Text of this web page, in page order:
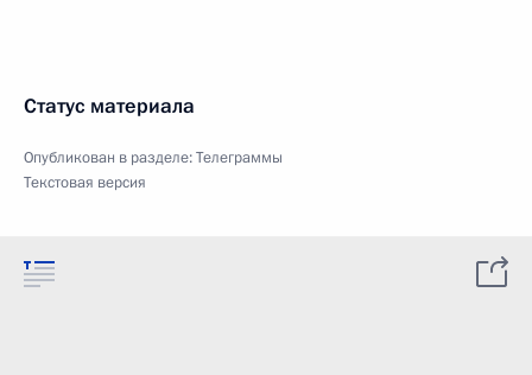
Статус материала
Опубликован в разделе:Телеграммы
Текстовая версия